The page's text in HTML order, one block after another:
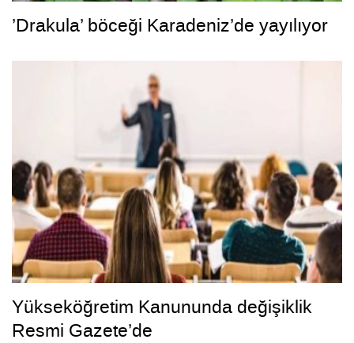
’Drakula’ böceği Karadeniz’de yayılıyor
Yükseköğretim Kanununda değişiklik
Resmi Gazete’de